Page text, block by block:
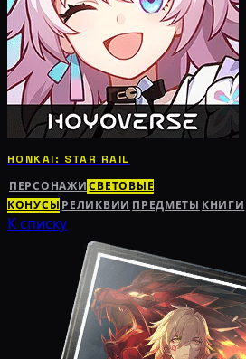
HONKAI: STAR RAIL
ПЕРСОНАЖИ СВЕТОВЫЕ
КОНУСЫ РЕЛИКВИИ ПРЕДМЕТЫ КНИГИ
К списку